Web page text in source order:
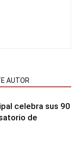
AUTOR
celebra sus 90
de